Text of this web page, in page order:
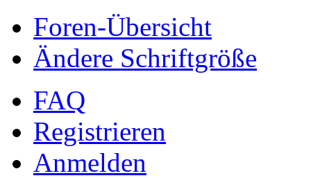
Foren-Übersicht
Ändere Schriftgröße
FAQ
Registrieren
Anmelden